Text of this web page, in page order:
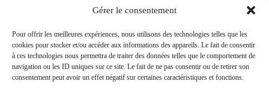
Gérer le consentement
Pour offrir les meilleures expériences, nous utilisons des technologies telles que les
cookies pour stocker et/ou accéder aux informations des appareils. Le fait de consentir
à ces technologies nous permettra de traiter des données telles que le comportement de
navigation ou les ID uniques sur ce site. Le fait de ne pas consentir ou de retirer son
consentement peut avoir un effet négatif sur certaines caractéristiques et fonctions.
m
m
e